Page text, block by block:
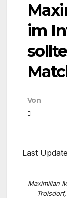
im
Von
Last
Maximilian